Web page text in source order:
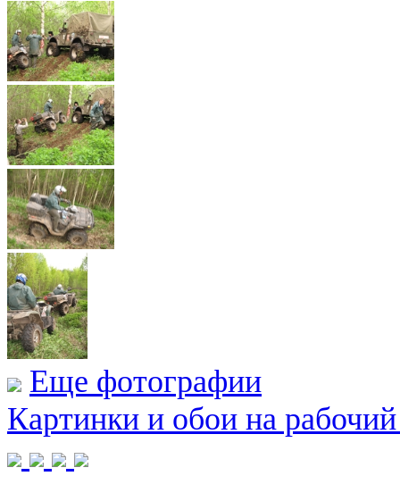
Еще фотографии
Картинки и обои на